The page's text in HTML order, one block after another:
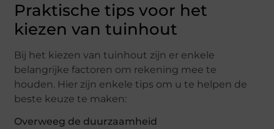
Praktische tips voor het
kiezen van tuinhout
Bij het kiezen van tuinhout zijn er enkele
belangrijke factoren om rekening mee te
houden. Hier zijn enkele tips om u te helpen de
beste keuze te maken:
Overweeg de duurzaamheid